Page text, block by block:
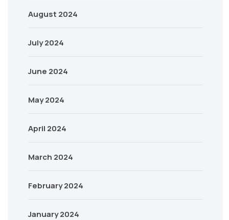
August 2024
July 2024
June 2024
May 2024
April 2024
March 2024
February 2024
January 2024